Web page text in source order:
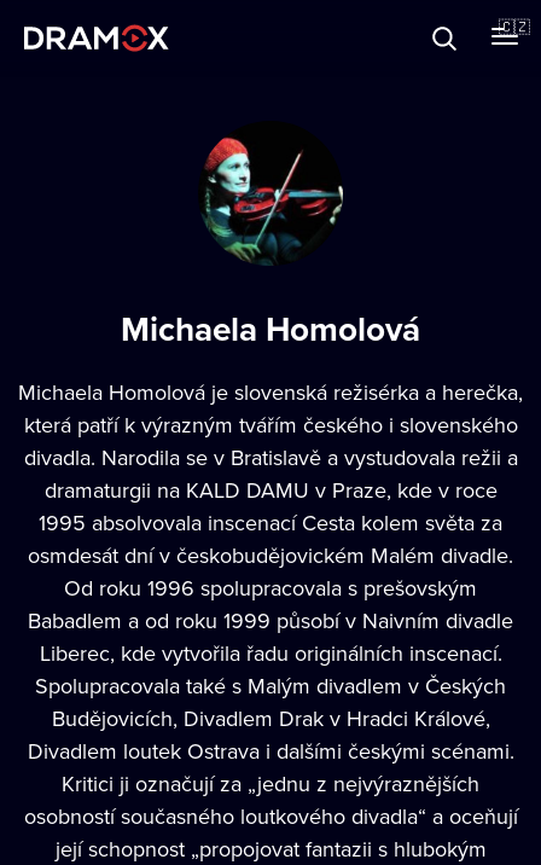
🇨🇿
Michaela Homolová
Michaela Homolová je slovenská režisérka a herečka,
která patří k výrazným tvářím českého i slovenského
divadla. Narodila se v Bratislavě a vystudovala režii a
dramaturgii na KALD DAMU v Praze, kde v roce
1995 absolvovala inscenací Cesta kolem světa za
osmdesát dní v českobudějovickém Malém divadle.
Od roku 1996 spolupracovala s prešovským
Babadlem a od roku 1999 působí v Naivním divadle
Liberec, kde vytvořila řadu originálních inscenací.
Spolupracovala také s Malým divadlem v Českých
Budějovicích, Divadlem Drak v Hradci Králové,
Divadlem loutek Ostrava i dalšími českými scénami.
Kritici ji označují za „jednu z nejvýraznějších
osobností současného loutkového divadla“ a oceňují
její schopnost „propojovat fantazii s hlubokým